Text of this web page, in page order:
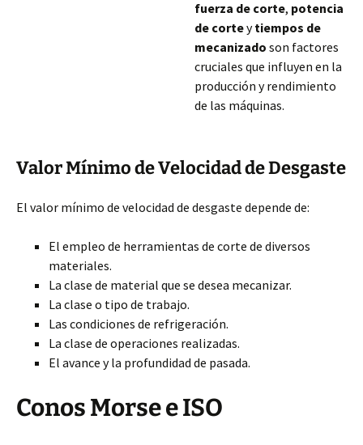
fuerza de corte, potencia
de corteytiempos de
mecanizado son factores
cruciales que influyen en la
producción y rendimiento
de las máquinas.
Valor Mínimo de Velocidad de Desgaste
El valor mínimo de velocidad de desgaste depende de:
El empleo de herramientas de corte de diversos
materiales.
La clase de material que se desea mecanizar.
La clase o tipo de trabajo.
Las condiciones de refrigeración.
La clase de operaciones realizadas.
El avance y la profundidad de pasada.
Conos Morse e ISO